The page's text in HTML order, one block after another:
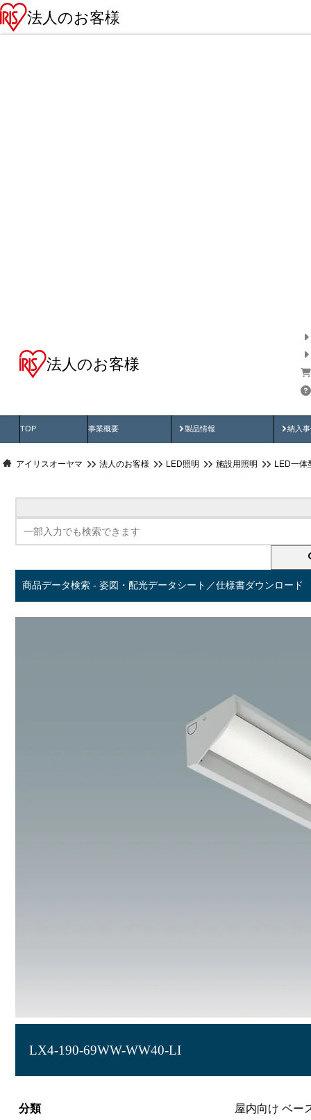
法人のお客様
法人のお客様
TOP 事業概要 製品情報
製品動画 納入
納
アイリスオーヤマ 法人のお客様 LED照明 施設用照明 LED一体
商品データ検索 - 姿図・配光データシート／仕様書ダウンロード
LX4-190-69WW-WW40-LI
分類
屋内向け ベー